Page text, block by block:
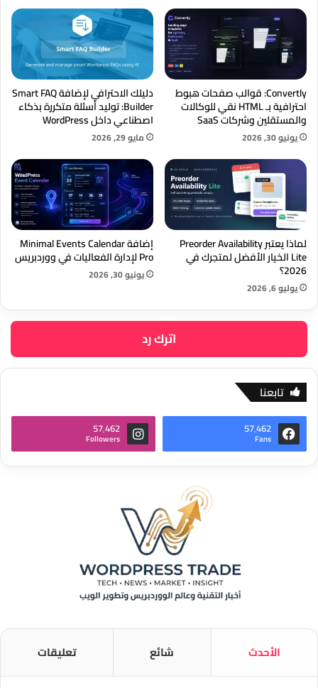
Convertly: قوالب صفحات هبوط
احترافية بـ HTML نقي للوكالات
والمستقلين وشركات SaaS
يونيو 30, 2026
دليلك الاحترافي لإضافة Smart FAQ
Builder: توليد أسئلة متكررة بذكاء
اصطناعي داخل WordPress
مايو 29, 2026
لماذا يعتبر Preorder Availability
Lite الخيار الأفضل لمتجرك في
2026؟
يوليو 6, 2026
إضافة Minimal Events Calendar
Pro لإدارة الفعاليات في ووردبريس
يونيو 30, 2026
اترك رد
تابعنا
57٬462
Fans
57٬462
Followers
الأحدث شائع تعليقات